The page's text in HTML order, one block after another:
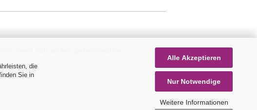
die
Sie in
Alle Akzeptieren
Nur Notwendige
Weitere Informationen